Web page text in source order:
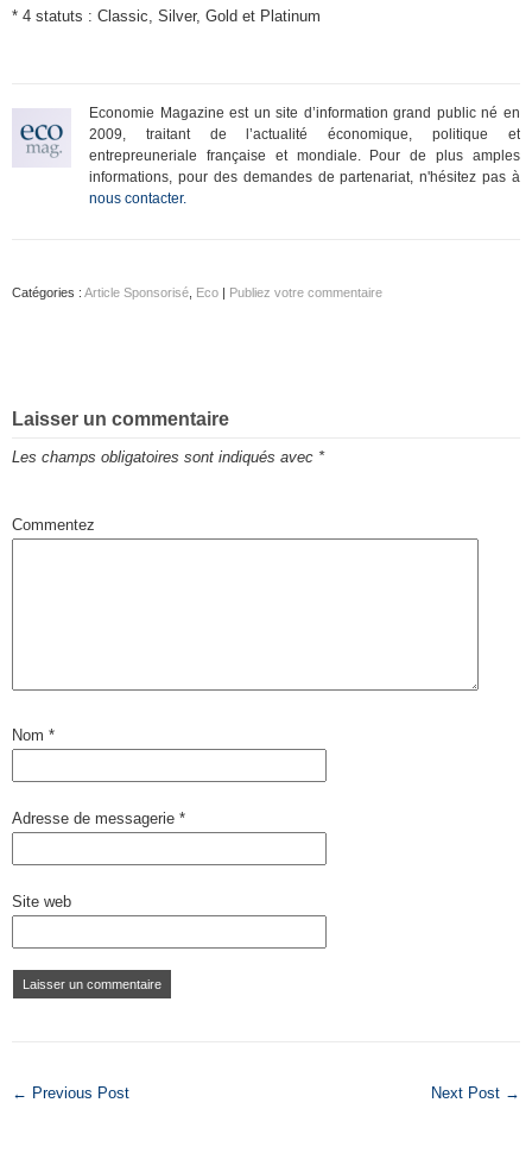
* 4 statuts : Classic, Silver, Gold et Platinum
Economie Magazine est un site d’information grand public né en
2009, traitant de l’actualité économique, politique et
entrepreuneriale française et mondiale. Pour de plus amples
informations, pour des demandes de partenariat, n'hésitez pas à
nous contacter.
Catégories : Article Sponsorisé Eco | Publiez votre commentaire
Laisser un commentaire
Les champs obligatoires sont indiqués avec *
Commentez
Nom *
Adresse de messagerie *
Site web
← Previous Post Next Post →